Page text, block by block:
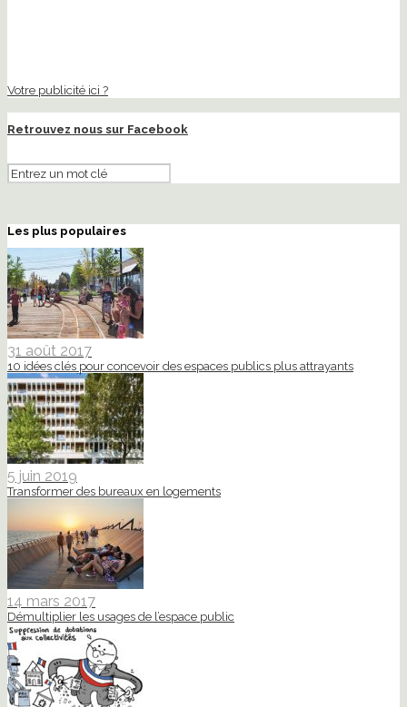
Votre publicité ici ?
Retrouvez nous sur Facebook
Les plus populaires
31 août 2017
10 idées clés pour concevoir des espaces publics plus attrayants
5 juin 2019
Transformer des bureaux en logements
14 mars 2017
Démultiplier les usages de l’espace public